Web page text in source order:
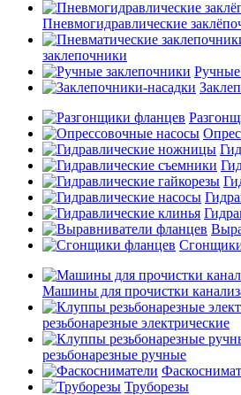
Пневмогидравлические
заклепочники
Ручные
Машины для прочистки
резьбонарезные электрические
резьбонарезные ручные
Труборезы